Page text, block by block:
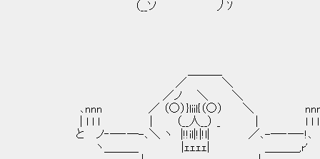
（__ソ 丿ｿ
／ ＼
／ノ ＼ ＼
､nnn ／ （○）}liil{（○） ＼ nnn､ 二
| l l l | （__人__） _ | l l l
と ノ‐─‐─-､＼ ヽ |!!il|!|!l| ／､-─‐─‐!､ つ
ヽ＿＿＿ |ｪｪｪｪ| ＿＿＿,r'